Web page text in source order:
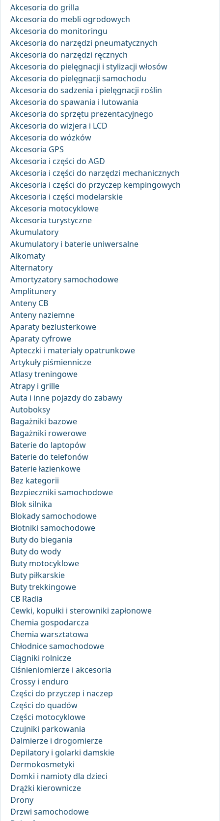
Akcesoria do grilla
Akcesoria do mebli ogrodowych
Akcesoria do monitoringu
Akcesoria do narzędzi pneumatycznych
Akcesoria do narzędzi ręcznych
Akcesoria do pielęgnacji i stylizacji włosów
Akcesoria do pielęgnacji samochodu
Akcesoria do sadzenia i pielęgnacji roślin
Akcesoria do spawania i lutowania
Akcesoria do sprzętu prezentacyjnego
Akcesoria do wizjera i LCD
Akcesoria do wózków
Akcesoria GPS
Akcesoria i części do AGD
Akcesoria i części do narzędzi mechanicznych
Akcesoria i części do przyczep kempingowych
Akcesoria i części modelarskie
Akcesoria motocyklowe
Akcesoria turystyczne
Akumulatory
Akumulatory i baterie uniwersalne
Alkomaty
Alternatory
Amortyzatory samochodowe
Amplitunery
Anteny CB
Anteny naziemne
Aparaty bezlusterkowe
Aparaty cyfrowe
Apteczki i materiały opatrunkowe
Artykuły piśmiennicze
Atlasy treningowe
Atrapy i grille
Auta i inne pojazdy do zabawy
Autoboksy
Bagażniki bazowe
Bagażniki rowerowe
Baterie do laptopów
Baterie do telefonów
Baterie łazienkowe
Bez kategorii
Bezpieczniki samochodowe
Blok silnika
Blokady samochodowe
Błotniki samochodowe
Buty do biegania
Buty do wody
Buty motocyklowe
Buty piłkarskie
Buty trekkingowe
CB Radia
Cewki, kopułki i sterowniki zapłonowe
Chemia gospodarcza
Chemia warsztatowa
Chłodnice samochodowe
Ciągniki rolnicze
Ciśnieniomierze i akcesoria
Crossy i enduro
Części do przyczep i naczep
Części do quadów
Części motocyklowe
Czujniki parkowania
Dalmierze i drogomierze
Depilatory i golarki damskie
Dermokosmetyki
Domki i namioty dla dzieci
Drążki kierownicze
Drony
Drzwi samochodowe